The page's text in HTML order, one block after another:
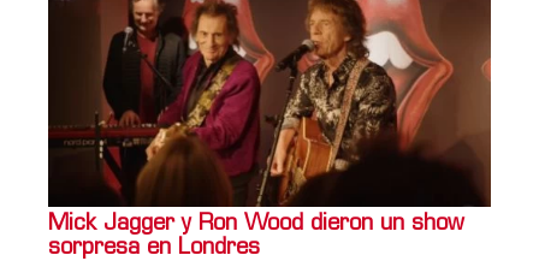
Mick Jagger y Ron Wood dieron un show
sorpresa en Londres